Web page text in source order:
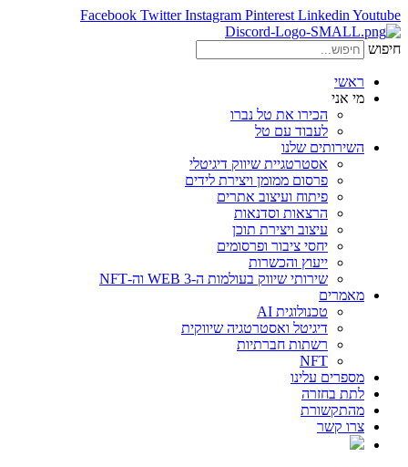
Facebook Twitter Instagram Pinterest Linkedin Youtube
חיפוש
ראשי
מי אני
הכירו את טל נברו
לעבוד עם טל
השירותים שלנו
אסטרטגיית שיווק דיגיטלי
פרסום ממומן ויצירת לידים
פיתוח ועיצוב אתרים
הרצאות וסדנאות
עיצוב ויצירת תוכן
יחסי ציבור ופרסומים
ייעוץ והכשרות
שירותי שיווק בעולמות ה-WEB 3 וה-NFT
מאמרים
טכנולוגית AI
דיגיטל ואסטרטגיה שיווקית
רשתות חברתיות
NFT
מספרים עלינו
לתת בחזרה
מהתקשורת
צרו קשר